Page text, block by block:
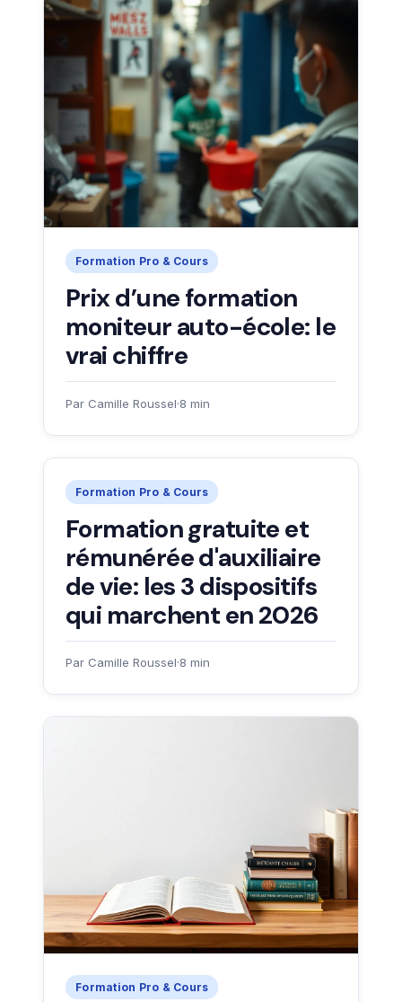
Formation Pro & Cours
Prix d’une formation
moniteur auto-école: le
vrai chiffre
Par Camille Roussel·8 min
Formation Pro & Cours
Formation gratuite et
rémunérée d'auxiliaire
de vie: les 3 dispositifs
qui marchent en 2026
Par Camille Roussel·8 min
Formation Pro & Cours